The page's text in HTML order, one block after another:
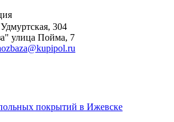
304
улица Пойма, 7
покрытий в Ижевске